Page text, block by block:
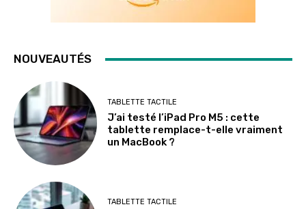
NOUVEAUTÉS
TABLETTE TACTILE
J’ai testé l’iPad Pro M5 : cette
tablette remplace-t-elle vraiment
un MacBook ?
TABLETTE TACTILE